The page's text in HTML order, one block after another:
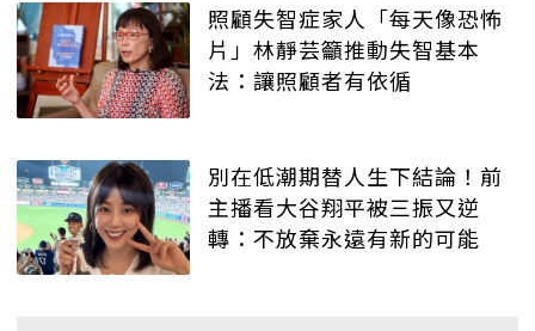
照顧失智症家人「每天像恐怖
片」林靜芸籲推動失智基本
法：讓照顧者有依循
別在低潮期替人生下結論！前
主播看大谷翔平被三振又逆
轉：不放棄永遠有新的可能